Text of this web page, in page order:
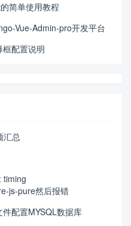
简单使用教程
Vue-Admin-pro开发平台
配置说明
汇总
timing
js-pure然后报错
配置MYSQL数据库